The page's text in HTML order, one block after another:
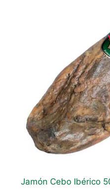
Jamón Cebo Ibérico